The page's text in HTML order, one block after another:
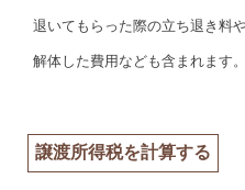
退いてもらった際の立ち退き料
解体した費用なども含まれます。
譲渡所得税を計算する